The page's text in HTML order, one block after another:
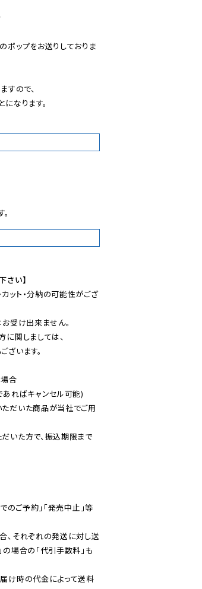
ポップをお送りしておりま
すので、
なります。
さい】
ット・分納の可能性がござ
受け出来ません。
に関しましては、
ざいます。
合
ればキャンセル可能)
だいた商品が当社でご用
いた方で、振込期限まで
のご予約」「発売中止」等
、それぞれの発送に対し送
場合の「代引手数料」も
け時の代金によって送料